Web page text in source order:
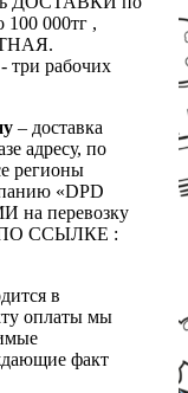
100 000тг ,
рабочих
– доставка
адресу, по
регионы
«DPD
на перевозку
ПО ССЫЛКЕ :
в
оплаты мы
факт